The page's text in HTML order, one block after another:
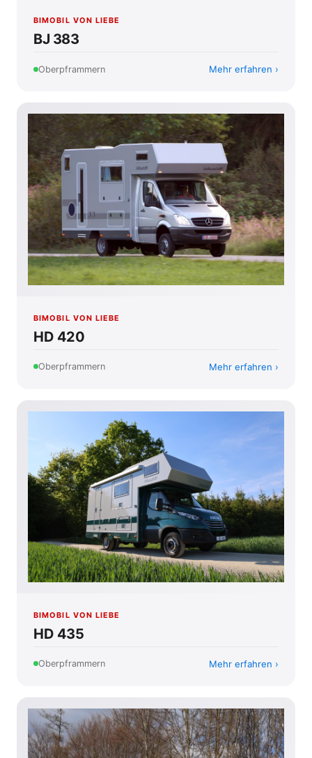
BIMOBIL VON LIEBE
BJ 383
Oberpframmern Mehr erfahren
BIMOBIL VON LIEBE
HD 420
Oberpframmern Mehr erfahren
BIMOBIL VON LIEBE
HD 435
Oberpframmern Mehr erfahren